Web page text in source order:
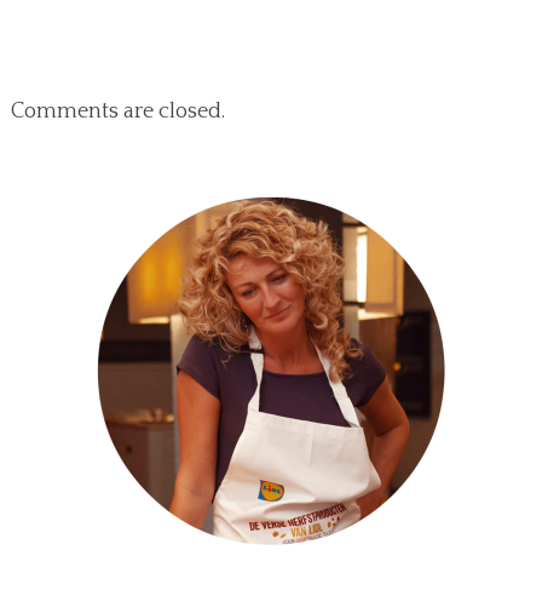
Comments are closed.